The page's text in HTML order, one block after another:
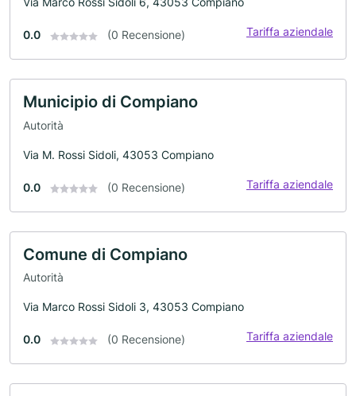
0.0 (0 Recensione) Tariffa aziendale
Municipio di Compiano
Autorità
Via M. Rossi Sidoli, 43053 Compiano
0.0 (0 Recensione) Tariffa aziendale
Comune di Compiano
Autorità
Via Marco Rossi Sidoli 3, 43053 Compiano
0.0 (0 Recensione) Tariffa aziendale